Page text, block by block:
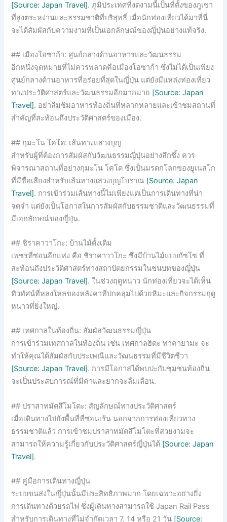
[Source: Japan Travel]. ภูมิประเทศที่งดงามนี้เป็นที่ตั้งของภูเขา
ที่สูงตระหง่านและธรรมชาติที่บริสุทธิ์ เมื่อนักท่องเที่ยวได้มาที่นี่
จะได้สัมผัสกับความงามที่เป็นเอกลักษณ์ของญี่ปุ่นอย่างแท้จริง.
## เมืองโอซาก้า: ศูนย์กลางด้านอาหารและวัฒนธรรม
อีกหนึ่งจุดหมายที่ไม่ควรพลาดคือเมืองโอซาก้า ซึ่งไม่ได้เป็นเพียง
ศูนย์กลางด้านอาหารที่อร่อยที่สุดในญี่ปุ่น แต่ยังมีแหล่งท่องเที่ยว
ทางประวัติศาสตร์และวัฒนธรรมอีกมากมาย [Source: Japan
Travel]. อย่าลืมชิมอาหารท้องถิ่นที่หลากหลายและเข้าชมสถานที่
สำคัญที่สะท้อนถึงประวัติศาสตร์ของเมือง.
## กุมะโน โคโด: เส้นทางแสวงบุญ
สำหรับผู้ที่ต้องการสัมผัสกับวัฒนธรรมญี่ปุ่นอย่างลึกซึ้ง ควร
พิจารณาสถานที่อย่างกุมะโน โคโด ซึ่งเป็นมรดกโลกของยูเนสโก
ที่มีชื่อเสียงสำหรับเส้นทางแสวงบุญโบราณ [Source: Japan
Travel]. การเข้าร่วมเส้นทางนี้ไม่เพียงแต่เป็นการเดินทางที่น่า
จดจำ แต่ยังเป็นโอกาสในการสัมผัสกับธรรมชาติและวัฒนธรรมที่
มีเอกลักษณ์ของญี่ปุ่น.
## ชิราคาวาโกะ: บ้านไม้ดั้งเดิม
เพชรที่ซ่อนอีกแห่ง คือ ชิราคาวาโกะ ซึ่งมีบ้านไม้แบบกัซโซ ที่
สะท้อนถึงประวัติศาสตร์ทางสถาปัตยกรรมในชนบทของญี่ปุ่น
[Source: Japan Travel]. ในช่วงฤดูหนาว นักท่องเที่ยวจะได้เห็น
ทิวทัศน์ที่หลงใหลของหลังคาที่ปกคลุมไปด้วยหิมะและกิจกรรมฤดู
หนาวที่ยิ่งใหญ่.
## เทศกาลในท้องถิ่น: สัมผัสวัฒนธรรมญี่ปุ่น
การเข้าร่วมเทศกาลในท้องถิ่น เช่น เทศกาลฮิดะ ทาคายามะ จะ
ทำให้คุณได้สัมผัสกับประเพณีและวัฒนธรรมที่มีชีวิตชีวา
[Source: Japan Travel]. การมีโอกาสได้พบปะกับชุมชนท้องถิ่น
จะเป็นประสบการณ์ที่มีค่าและยากจะลืมเลือน.
## ปราสาทมัตสึโมโตะ: สัญลักษณ์ทางประวัติศาสตร์
เมื่อเดินทางไปยังพื้นที่ที่ซ่อนเร้น นอกจากการท่องเที่ยวทาง
ธรรมชาติแล้ว การเข้าชมปราสาทมัตสึโมโตะที่สวยงามจะ
สามารถให้ความรู้เกี่ยวกับประวัติศาสตร์ญี่ปุ่นได้ [Source: Japan
Travel].
## คู่มือการเดินทางญี่ปุ่น
ระบบขนส่งในญี่ปุ่นนั้นมีประสิทธิภาพมาก โดยเฉพาะอย่างยิ่ง
การเดินทางด้วยรถไฟ ซึ่งผู้เดินทางสามารถใช้ Japan Rail Pass
สำหรับการเดินทางที่ไม่จำกัดเวลา 7, 14 หรือ 21 วัน [Source: